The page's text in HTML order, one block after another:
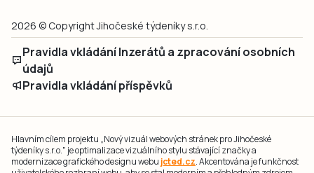
2026 © Copyright Jihočeské týdeníky s.r.o.
Pravidla vkládání Inzerátů a zpracování osobních
údajů
Pravidla vkládání příspěvků
Hlavním cílem projektu „Nový vizuál webových stránek pro Jihočeské
týdeníky s.r.o." je optimalizace vizuálního stylu stávající značky a
modernizace grafického designu webu jcted.cz. Akcentována je funkčnost